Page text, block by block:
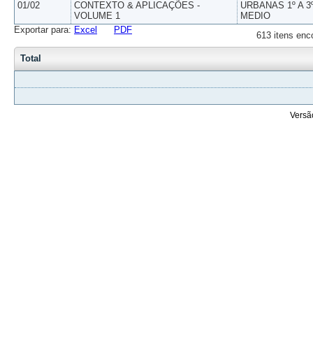
01/02
CONTEXTO & APLICAÇÕES -
VOLUME 1
URBANAS 1º A
MEDIO
613 itens
Exportar para: Excel PDF
Total